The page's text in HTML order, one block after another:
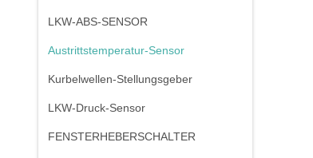
LKW-ABS-SENSOR
Austrittstemperatur-Sensor
Kurbelwellen-Stellungsgeber
LKW-Druck-Sensor
FENSTERHEBERSCHALTER